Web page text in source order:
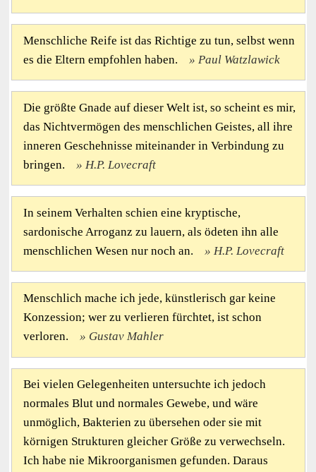
Menschliche Reife ist das Richtige zu tun, selbst wenn
es die Eltern empfohlen haben.
Paul Watzlawick
Die größte Gnade auf dieser Welt ist, so scheint es mir,
das Nichtvermögen des menschlichen Geistes, all ihre
inneren Geschehnisse miteinander in Verbindung zu
bringen.
H.P. Lovecraft
In seinem Verhalten schien eine kryptische,
sardonische Arroganz zu lauern, als ödeten ihn alle
menschlichen Wesen nur noch an.
H.P. Lovecraft
Menschlich mache ich jede, künstlerisch gar keine
Konzession; wer zu verlieren fürchtet, ist schon
verloren.
Gustav Mahler
Bei vielen Gelegenheiten untersuchte ich jedoch
normales Blut und normales Gewebe, und wäre
unmöglich, Bakterien zu übersehen oder sie mit
körnigen Strukturen gleicher Größe zu verwechseln.
Ich habe nie Mikroorganismen gefunden. Daraus